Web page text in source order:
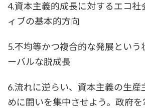
4.資本主義的成長に対するエコ社
ィブの基本的方向
5.不均等かつ複合的な発展という
ーバルな脱成長
6.流れに逆らい、資本主義の生産
めに闘いを集中させよう。政府